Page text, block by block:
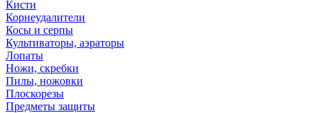
Кисти
Корнеудалители
Косы и серпы
Культиваторы, аэраторы
Лопаты
Ножи, скребки
Пилы, ножовки
Плоскорезы
Предметы защиты